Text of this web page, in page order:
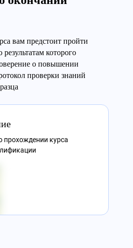
вам предстоит пройти
которого
о повышении
проверки знаний
прохождении курса